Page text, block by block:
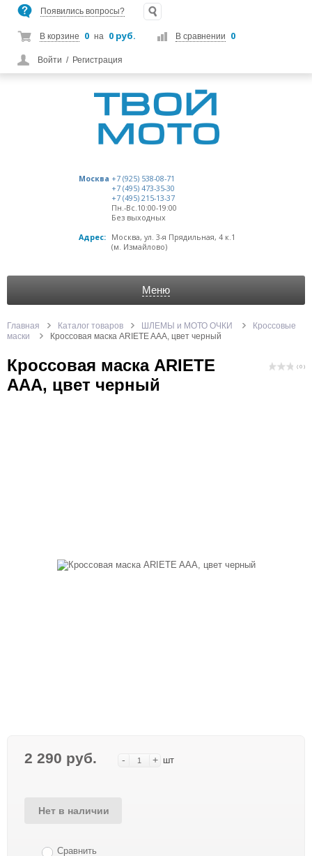
Появились вопросы?
В корзине 0 на 0 руб. В сравнении 0
Войти / Регистрация
Москва +7 (925) 538-08-71
+7 (495) 473-35-30
+7 (495) 215-13-37
Пн.-Вс.10:00-19:00
Без выходных
Адрес:
Москва, ул. 3-я Прядильная, 4 к.1
(м. Измайлово)
Меню
Главная Каталог товаров ШЛЕМЫ и МОТО ОЧКИ
Кроссовые
маски
Кроссовая маска ARIETE AAA, цвет черный
Кроссовая маска ARIETE
AAA, цвет черный
( 0 )
2 290 руб. - + шт
Нет в наличии
Сравнить